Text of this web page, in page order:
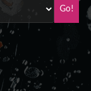
Go!